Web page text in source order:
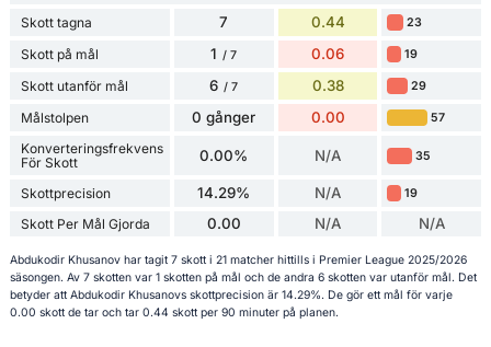
Skott tagna 7 0.44 23
Skott på mål 1 / 7 0.06 19
Skott utanför mål 6 / 7 0.38 29
Målstolpen 0 gånger 0.00 57
Konverteringsfrekvens
För Skott
0.00% N/A 35
Skottprecision 14.29% N/A 19
Skott Per Mål Gjorda 0.00 N/A N/A
Abdukodir Khusanov har tagit 7 skott i 21 matcher hittills i Premier League 2025/2026
säsongen. Av 7 skotten var 1 skotten på mål och de andra 6 skotten var utanför mål. Det
betyder att Abdukodir Khusanovs skottprecision är 14.29%. De gör ett mål för varje
0.00 skott de tar och tar 0.44 skott per 90 minuter på planen.